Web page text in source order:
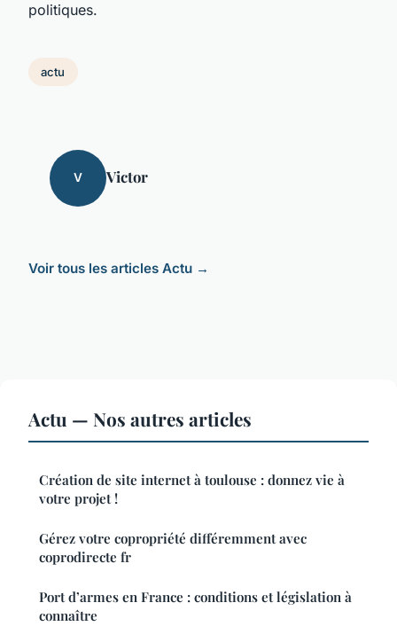
politiques.
actu
V Victor
Voir tous les articles Actu →
Actu — Nos autres articles
Création de site internet à toulouse : donnez vie à
votre projet !
Gérez votre copropriété différemment avec
coprodirecte fr
Port d’armes en France : conditions et législation à
connaître